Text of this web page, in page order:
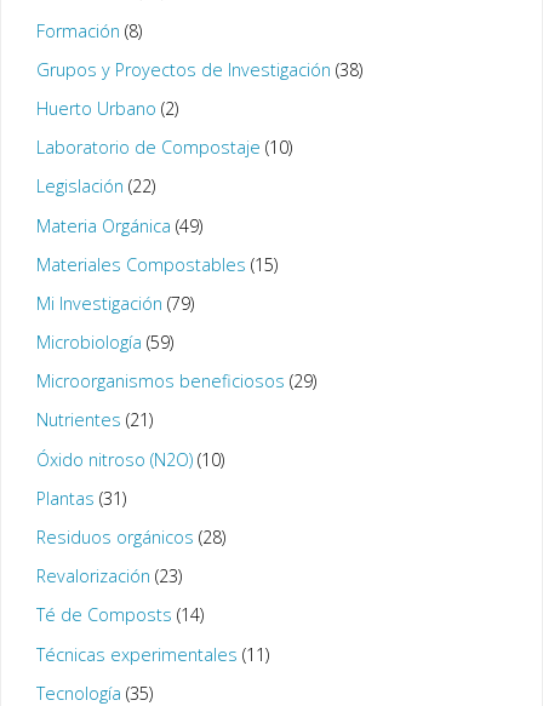
Formación (8)
Grupos y Proyectos de Investigación (38)
Huerto Urbano (2)
Laboratorio de Compostaje (10)
Legislación (22)
Materia Orgánica (49)
Materiales Compostables (15)
Mi Investigación (79)
Microbiología (59)
Microorganismos beneficiosos (29)
Nutrientes (21)
Óxido nitroso (N2O)(10)
Plantas (31)
Residuos orgánicos (28)
Revalorización (23)
Té de Composts (14)
Técnicas experimentales (11)
Tecnología (35)